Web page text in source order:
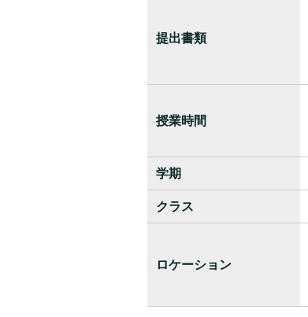
提出書類
授業時間
学期
クラス
ロケーション